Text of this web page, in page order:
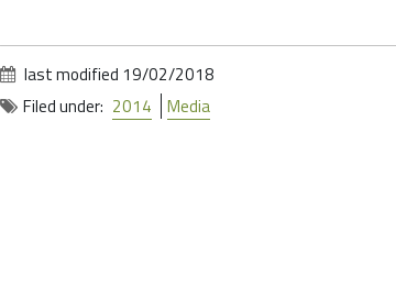
last modified 19/02/2018
Filed under: 2014 Media